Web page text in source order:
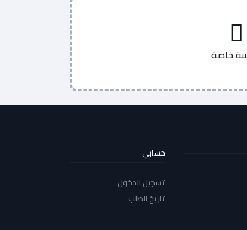
خاصة
حسابي
تسجيل الدخول
تاريخ الطلب